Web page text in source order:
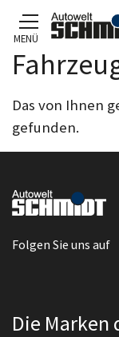
Zum Hauptinhalt
MENÜ
Das von Ihnen
gefunden.
Folgen Sie uns auf
Die